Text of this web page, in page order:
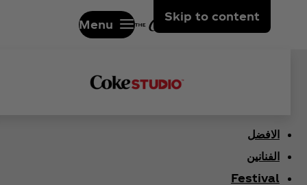
Skip to content
Menu
الافضل
الفنانين
Festival